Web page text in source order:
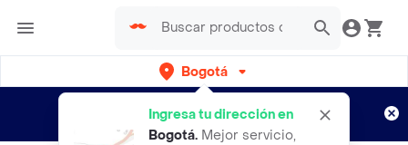
Bogotá
Ingresa tu dirección en
Bogotá. Mejor servicio,
envíos gratis por semanas
Aplican TyC